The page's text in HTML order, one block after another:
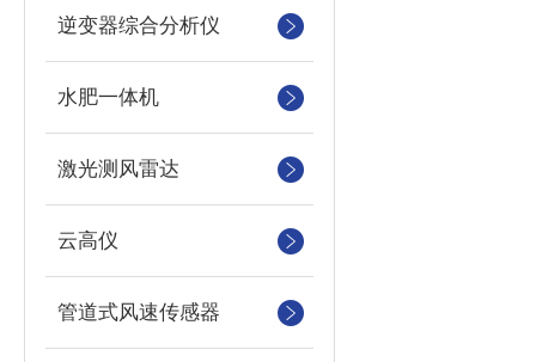
逆变器综合分析仪
水肥一体机
激光测风雷达
云高仪
管道式风速传感器